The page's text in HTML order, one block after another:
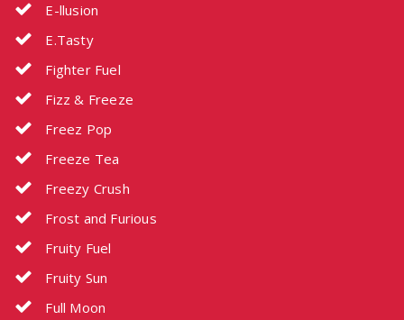
E-llusion
E.Tasty
Fighter Fuel
Fizz & Freeze
Freez Pop
Freeze Tea
Freezy Crush
Frost and Furious
Fruity Fuel
Fruity Sun
Full Moon